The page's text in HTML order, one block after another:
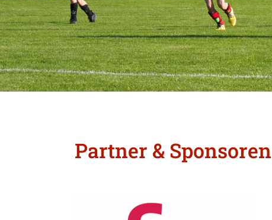
Partner & Sponsoren